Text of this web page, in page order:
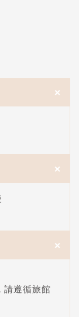
＋
＋
＋
請遵循旅館